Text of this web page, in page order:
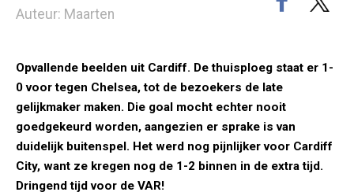
Auteur: Maarten
Opvallende beelden uit Cardiff. De thuisploeg staat er 1-
0 voor tegen Chelsea, tot de bezoekers de late
gelijkmaker maken. Die goal mocht echter nooit
goedgekeurd worden, aangezien er sprake is van
duidelijk buitenspel. Het werd nog pijnlijker voor Cardiff
City, want ze kregen nog de 1-2 binnen in de extra tijd.
Dringend tijd voor de VAR!